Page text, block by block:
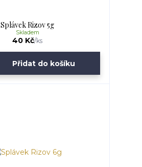
Splávek Rizov 5g
40 Kč/ks
Skladem
Přidat do košíku